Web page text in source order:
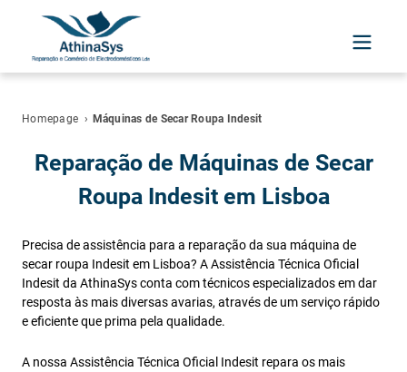
Homepage › Máquinas de Secar Roupa Indesit
Reparação de Máquinas de Secar
Roupa Indesit em Lisboa
Precisa de assistência para a reparação da sua máquina de
secar roupa Indesit em Lisboa? A Assistência Técnica Oficial
Indesit da AthinaSys conta com técnicos especializados em dar
resposta às mais diversas avarias, através de um serviço rápido
e eficiente que prima pela qualidade.
A nossa Assistência Técnica Oficial Indesit repara os mais